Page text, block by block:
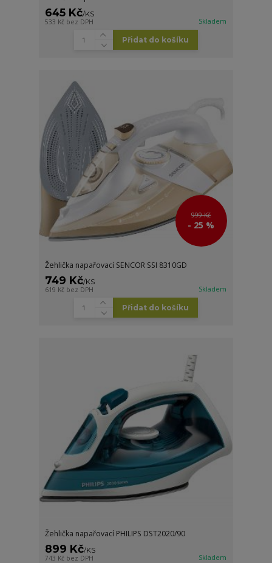
645 Kč/KS
533 Kč bez DPH Skladem
Přidat do košíku
999 Kč
- 25 %
Žehlička napařovací SENCOR SSI 8310GD
749 Kč/KS
619 Kč bez DPH Skladem
Přidat do košíku
Žehlička napařovací PHILIPS DST2020/90
899 Kč/KS
743 Kč bez DPH Skladem